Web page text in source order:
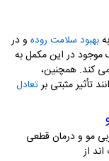
بهبود سلامت روده و در
موجود در این مکمل به
کند. همچنین،
تأثیر مثبتی برتعادل
مو و درمان قطعی
از